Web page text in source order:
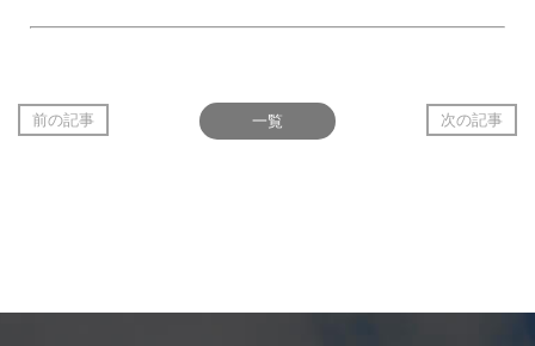
前の記事 一覧 次の記事